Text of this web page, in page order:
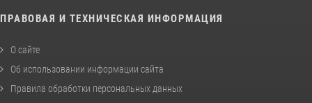
ПРАВОВАЯ И ТЕХНИЧЕСКАЯ ИНФОРМАЦИЯ
О сайте
Об использовании информации сайта
Правила обработки персональных данных